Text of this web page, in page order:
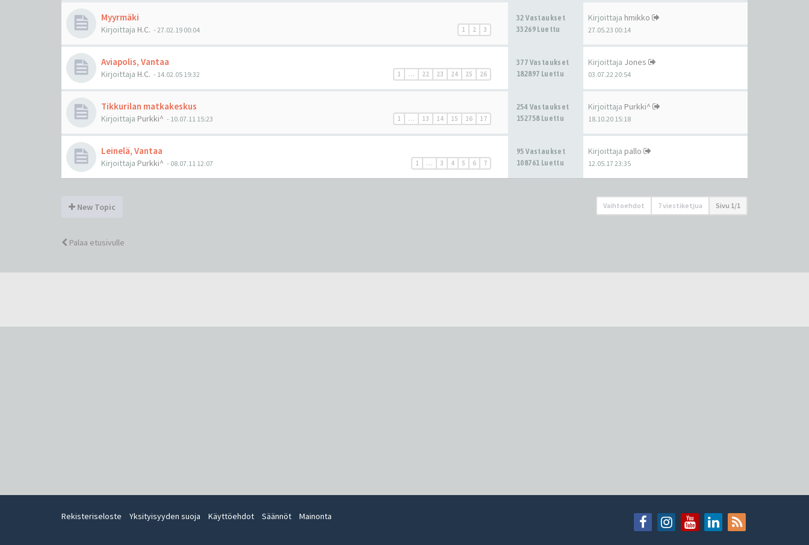
Myyrmäki
1 2 3
Kirjoittaja H.C. - 27.02.19 00:04
32 Vastaukset
33269 Luettu
Kirjoittaja hmikko
27.05.23 00:14
Aviapolis, Vantaa
1 … 22 23 24 25 26
Kirjoittaja H.C. - 14.02.05 19:32
377 Vastaukset
182897 Luettu
Kirjoittaja Jones
03.07.22 20:54
Tikkurilan matkakeskus
1 … 13 14 15 16 17
Kirjoittaja Purkki^ - 10.07.11 15:23
254 Vastaukset
152758 Luettu
Kirjoittaja Purkki^
18.10.20 15:18
Leinelä, Vantaa
1 … 3 4 5 6 7
Kirjoittaja Purkki^ - 08.07.11 12:07
95 Vastaukset
108761 Luettu
Kirjoittaja pallo
12.05.17 23:35
New Topic Vaihtoehdot 7 viestiketjua Sivu 1 /1
Palaa etusivulle
Rekisteriseloste Yksityisyyden suoja Käyttöehdot Säännöt Mainonta